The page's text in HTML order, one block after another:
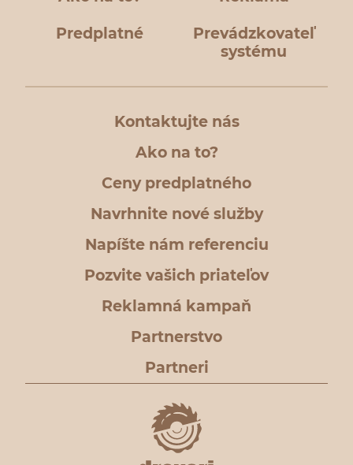
Predplatné
Prevádzkovateľ
systému
Kontaktujte nás
Ako na to?
Ceny predplatného
Navrhnite nové služby
Napíšte nám referenciu
Pozvite vašich priateľov
Reklamná kampaň
Partnerstvo
Partneri